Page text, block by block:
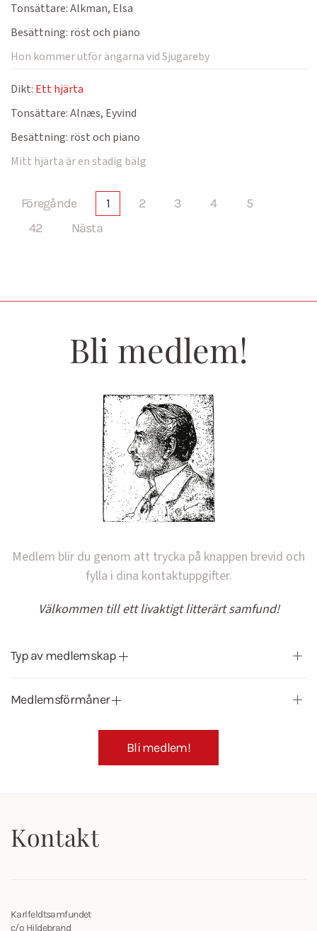
Tonsättare:Alkman, Elsa
Besättning: röst och piano
Hon kommer utför ängarna vid Sjugareby
Dikt: Ett hjärta
Tonsättare:Alnæs, Eyvind
Besättning: röst och piano
Mitt hjärta är en stadig bälg
Föregånde 1 2 3 4
5
42
Nästa
Bli medlem!
Medlem blir du genom att trycka på knappen brevid och
fylla i dina kontaktuppgifter.
Välkommen till ett livaktigt litterärt samfund!
Typ av medlemskap
Medlemsförmåner
Bli medlem!
Kontakt
Karlfeldtsamfundet
c/o Hildebrand